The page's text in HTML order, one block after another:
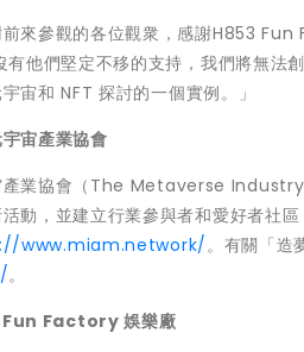
前來參觀的各位觀衆，感謝H853
有他們堅定不移的支持，我們將無法
宙和 NFT 探討的一個實例。」
宙產業協會
產業協會（The Metaverse
動，並建立行業參與者和愛好者社
www.miam.network/。有關「造
。
Fun Factory娛樂廠